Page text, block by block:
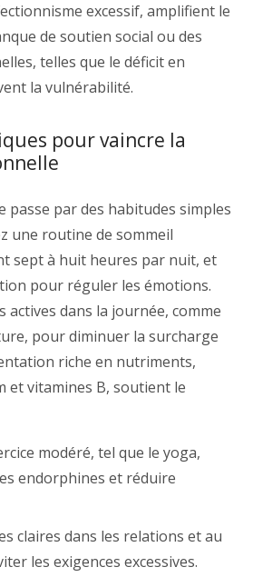
excessif, amplifient le
de soutien social ou des
telles que le déficit en
la vulnérabilité.
pour vaincre la
passe par des habitudes simples
une routine de sommeil
sept à huit heures par nuit, et
pour réguler les émotions.
actives dans la journée, comme
pour diminuer la surcharge
riche en nutriments,
et vitamines B, soutient le
modéré, tel que le yoga,
endorphines et réduire
claires dans les relations et au
les exigences excessives.